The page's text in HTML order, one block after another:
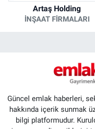
Artaş Holding
İNŞAAT FIRMALARI
Güncel emlak haberleri,
hakkında içerik sunmak
bilgi platformudur.